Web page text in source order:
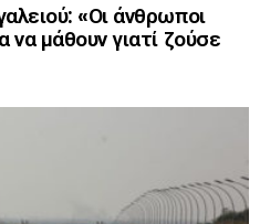
«Οι άνθρωποι
να μάθουν γιατί ζούσε